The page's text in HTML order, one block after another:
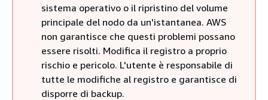
sistema operativo o il ripristino del volume
principale del nodo da un'istantanea. AWS
non garantisce che questi problemi possano
essere risolti. Modifica il registro a proprio
rischio e pericolo. L'utente è responsabile di
tutte le modifiche al registro e garantisce di
disporre di backup.